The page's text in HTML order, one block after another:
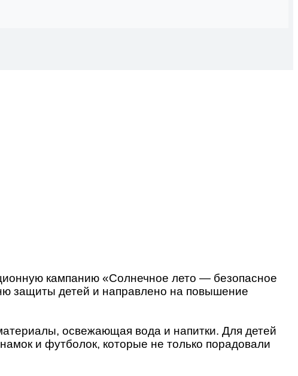
кампанию «Солнечное лето — безопасное
защиты детей и направлено на повышение
освежающая вода и напитки. Для детей
и футболок, которые не только порадовали